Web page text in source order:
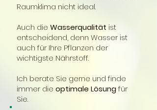
Raumklima nicht ideal.
Auch die Wasserqualität ist
entscheidend, denn Wasser ist
auch für Ihre Pflanzen der
wichtigste Nährstoff.
​Ich berate Sie gerne und finde
immer die optimale Lösung für
Sie.